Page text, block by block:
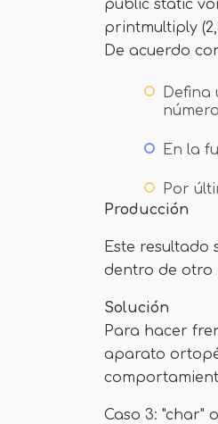
public static
printmultiply
De acuerdo
Defina
En la
Por
Producción
Este
dentro de otro
Solución
Para hacer
aparato
Caso 3: "char"